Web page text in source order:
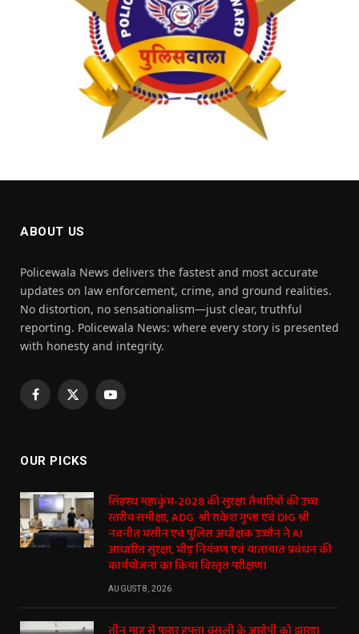
ABOUT US
Policewala News delivers the fastest and most accurate
updates on law enforcement, crime, and ground realities.
No distortion, no sensationalism—just clear, truthful
reporting. Policewala News: where every story is presented
with honesty and integrity.
Facebook
X
YouTube
OUR PICKS
सिंहस्थ महाकुंभ-2028 की सुरक्षा तैयारियों की उच्च
स्तरीय समीक्षा, ADG श्री राकेश गुप्ता एवं DIG श्री
नवनीत भसीन एवं पुलिस अधीक्षक उज्जैन ने AI
आधारित सुरक्षा, भीड़ नियंत्रण एवं यातायात प्रबंधन की
कार्ययोजना का किया विस्तृत परीक्षण।
AUGUST 8, 2026